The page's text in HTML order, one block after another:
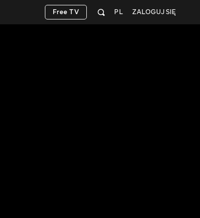
ZALOGUJ SIĘ
PL
Free TV